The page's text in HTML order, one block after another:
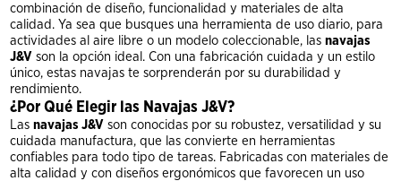
combinación de diseño, funcionalidad y materiales de alta
calidad. Ya sea que busques una herramienta de uso diario, para
actividades al aire libre o un modelo coleccionable, lasnavajas
J&V son la opción ideal. Con una fabricación cuidada y un estilo
único, estas navajas te sorprenderán por su durabilidad y
rendimiento.
¿Por Qué Elegir las Navajas J&V?
Lasnavajas J&V son conocidas por su robustez, versatilidad y su
cuidada manufactura, que las convierte en herramientas
confiables para todo tipo de tareas. Fabricadas con materiales de
alta calidad y con diseños ergonómicos que favorecen un uso